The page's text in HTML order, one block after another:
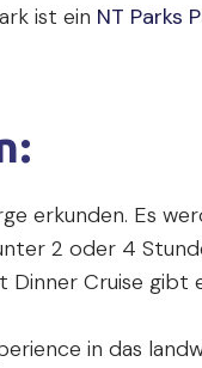
ist ein NT Parks
erkunden. Es
2 oder 4
Dinner Cruise gibt
in das